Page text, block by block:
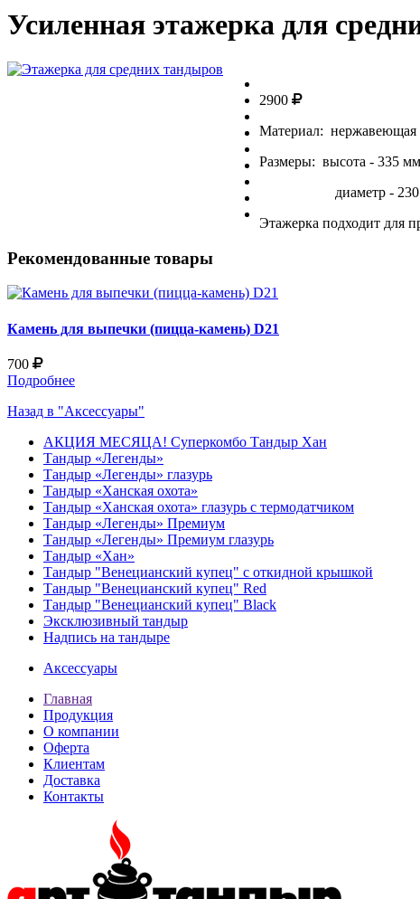
Усиленная этажерка для
2900
Материал: нержавеющая
Размеры: высота - 335 мм
диаметр - 230
Этажерка подходит для
Рекомендованные товары
Камень для выпечки (пицца-камень) D21
700
Подробнее
Назад в "Аксессуары"
АКЦИЯ МЕСЯЦА! Суперкомбо Тандыр Хан
Тандыр «Легенды»
Тандыр «Легенды» глазурь
Тандыр «Ханская охота»
Тандыр «Ханская охота» глазурь с термодатчиком
Тандыр «Легенды» Премиум
Тандыр «Легенды» Премиум глазурь
Тандыр «Хан»
Тандыр "Венецианский купец" с откидной крышкой
Тандыр "Венецианский купец" Red
Тандыр "Венецианский купец" Black
Эксклюзивный тандыр
Надпись на тандыре
Аксессуары
Главная
Продукция
О компании
Оферта
Клиентам
Доставка
Контакты